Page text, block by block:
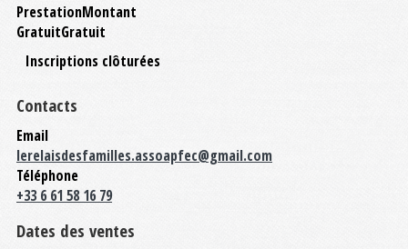
PrestationMontant
GratuitGratuit
Inscriptions clôturées
Contacts
Email
lerelaisdesfamilles.assoapfec@gmail.com
Téléphone
+33 6 61 58 16 79
Dates des ventes